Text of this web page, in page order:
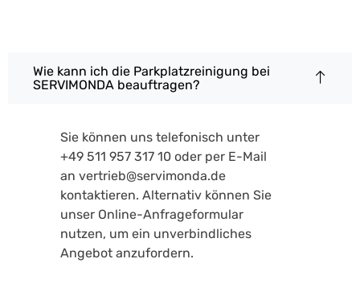
Wie kann ich die Parkplatzreinigung bei
SERVIMONDA beauftragen?
Sie können uns telefonisch unter
+49 511 957 317 10 oder per E-Mail
an vertrieb@servimonda.de
kontaktieren. Alternativ können Sie
unser Online-Anfrageformular
nutzen, um ein unverbindliches
Angebot anzufordern.